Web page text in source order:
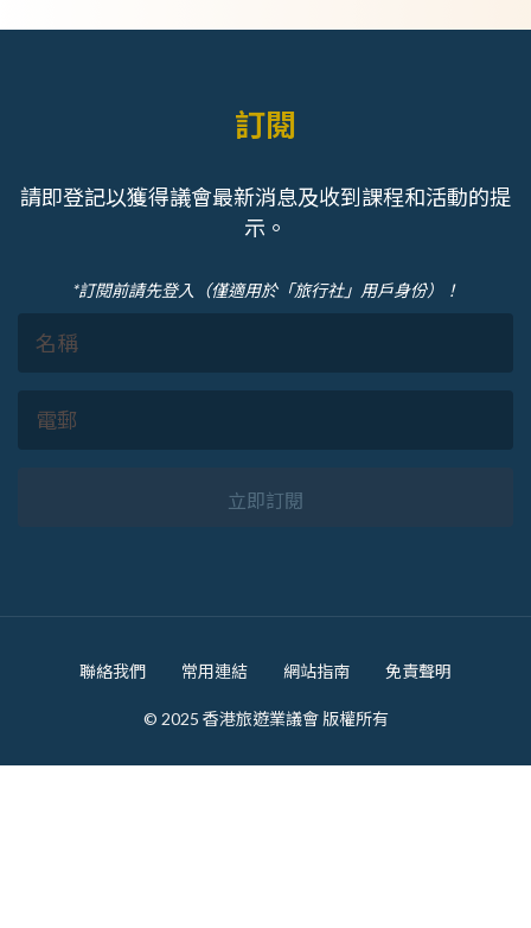
訂閱
請即登記以獲得議會最新消息及收到課程和活動的提
示。
*訂閱前請先登入（僅適用於「旅行社」用戶身份）！
立即訂閱
© 2025 香港旅遊業議會 版權所有
聯絡我們 常用連結 網站指南 免責聲明